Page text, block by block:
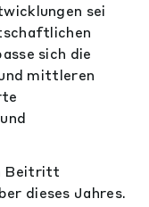
sei
sich die
mittleren
Beitritt
dieses Jahres.